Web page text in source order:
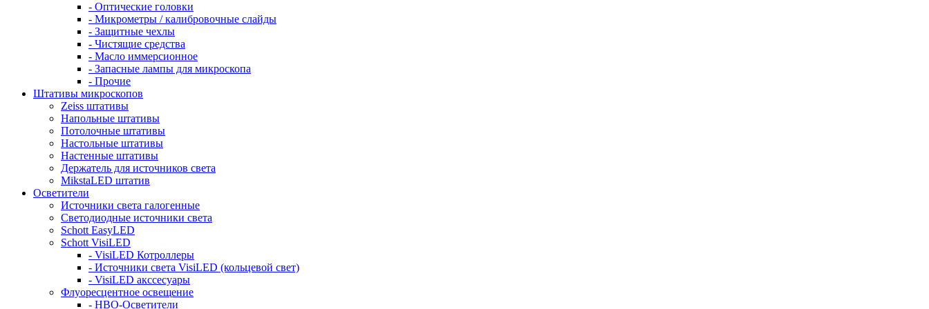
- Оптические головки
- Микрометры / калибровочные слайды
- Защитные чехлы
- Чистящие средства
- Масло иммерсионное
- Запасные лампы для микроскопа
- Прочие
Штативы микроскопов
Zeiss штативы
Напольные штативы
Потолочные штативы
Настольные штативы
Настенные штативы
Держатель для источников света
MikstaLED штатив
Осветители
Источники света галогенные
Светодиодные источники света
Schott EasyLED
Schott VisiLED
- VisiLED Котроллеры
- Источники света VisiLED (кольцевой свет)
- VisiLED акссесуары
Флуоресцентное освещение
- HBO-Осветители